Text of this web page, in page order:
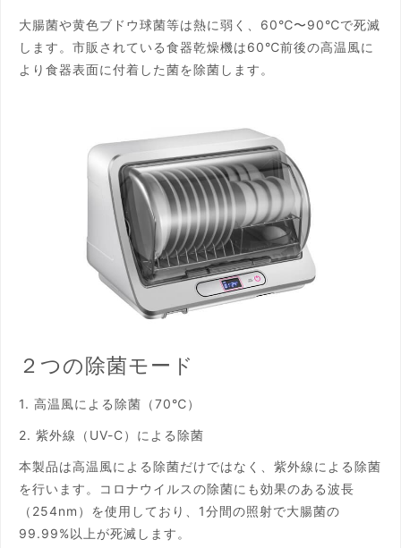
大腸菌や黄色ブドウ球菌等は熱に弱く、60℃〜90℃で死滅
します。市販されている食器乾燥機は60℃前後の高温風に
より食器表面に付着した菌を除菌します。
２つの除菌モード
1. 高温風による除菌（70℃）
2. 紫外線（UV-C）による除菌
本製品は高温風による除菌だけではなく、紫外線による除菌
を行います。コロナウイルスの除菌にも効果のある波長
（254nm）を使用しており、1分間の照射で大腸菌の
99.99%以上が死滅します。